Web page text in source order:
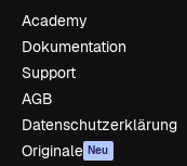
Academy
Dokumentation
Support
AGB
Datenschutzerklärung
Originale Neu